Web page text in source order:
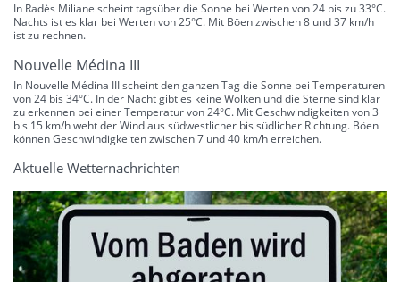
In Radès Miliane scheint tagsüber die Sonne bei Werten von 24 bis zu 33°C.
Nachts ist es klar bei Werten von 25°C. Mit Böen zwischen 8 und 37 km/h
ist zu rechnen.
Nouvelle Médina III
In Nouvelle Médina III scheint den ganzen Tag die Sonne bei Temperaturen
von 24 bis 34°C. In der Nacht gibt es keine Wolken und die Sterne sind klar
zu erkennen bei einer Temperatur von 24°C. Mit Geschwindigkeiten von 3
bis 15 km/h weht der Wind aus südwestlicher bis südlicher Richtung. Böen
können Geschwindigkeiten zwischen 7 und 40 km/h erreichen.
Aktuelle Wetternachrichten